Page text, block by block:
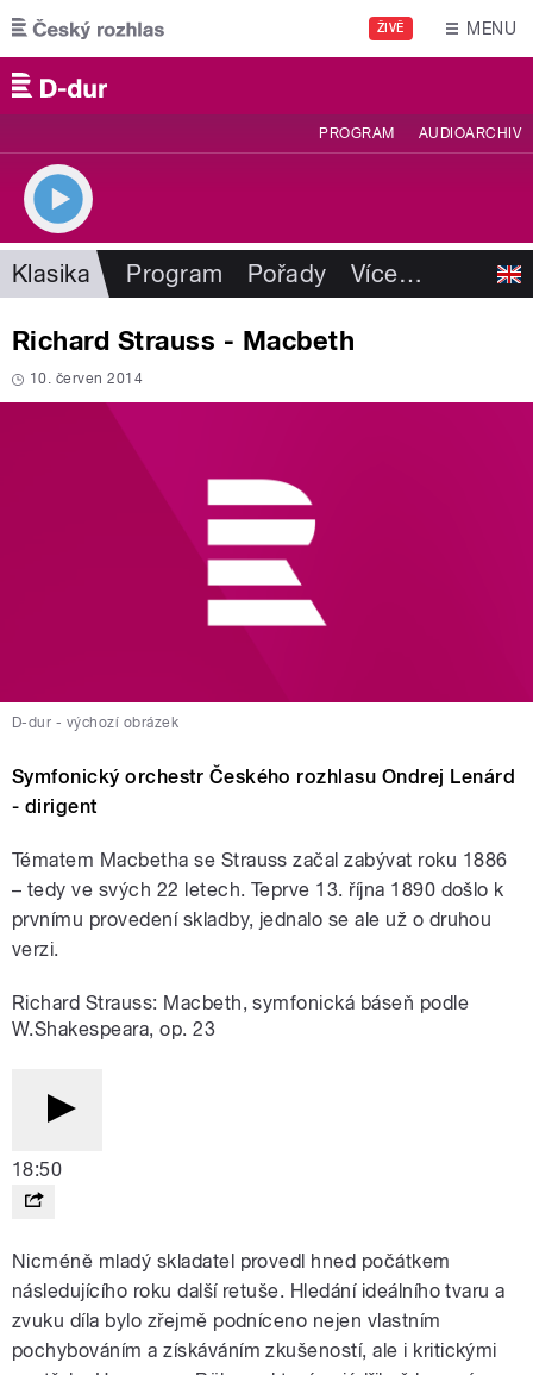
Přejít k hlavnímu obsahu
ŽIVĚ MENU
PROGRAM AUDIOARCHIV
Klasika Program Pořady Více…
Richard Strauss - Macbeth
10. červen 2014
D-dur - výchozí obrázek
Symfonický orchestr Českého rozhlasu Ondrej Lenárd
- dirigent
Tématem Macbetha se Strauss začal zabývat roku 1886
– tedy ve svých 22 letech. Teprve 13. října 1890 došlo k
prvnímu provedení skladby, jednalo se ale už o druhou
verzi.
Richard Strauss: Macbeth, symfonická báseň podle
W.Shakespeara, op. 23
18:50
Nicméně mladý skladatel provedl hned počátkem
následujícího roku další retuše. Hledání ideálního tvaru a
zvuku díla bylo zřejmě podníceno nejen vlastním
pochybováním a získáváním zkušeností, ale i kritickými